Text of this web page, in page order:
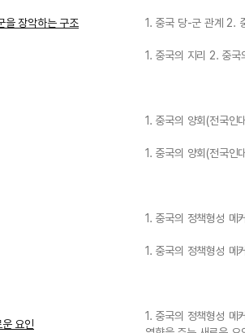
을 장악하는 구조 1. 중국 당-군 관계 2.
1. 중국의 지리 2. 중국
1. 중국의 양회(전국
1. 중국의 양회(전국
1. 중국의 정책형성 메
1. 중국의 정책형성 메
요인
1. 중국의 정책형성 메